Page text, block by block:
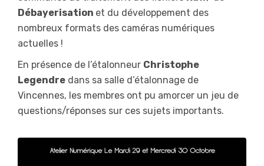
Débayerisation et du développement des
nombreux formats des caméras numériques
actuelles !
En présence de l’étalonneur Christophe
Legendre dans sa salle d’étalonnage de
Vincennes, les membres ont pu amorcer un jeu de
questions/réponses sur ces sujets importants.